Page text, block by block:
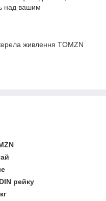
над вашим
живлення TOMZN
рейку